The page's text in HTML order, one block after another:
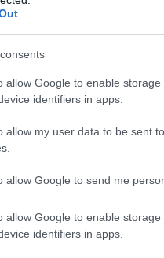
allow Google to enable
identifiers in apps.
allow my user data to be sent
allow Google to send me
allow Google to enable
identifiers in apps.